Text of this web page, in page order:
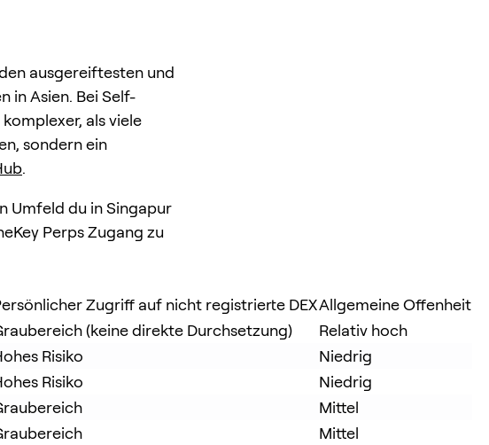
ausgereiftesten und
in Asien. Bei Self-
als viele
sondern ein
.
Umfeld du in Singapur
Perps Zugang zu
Zugriff auf nicht registrierte DEXAllgemeine Offenheit
(keine direkte Durchsetzung)
Relativ hoch
Risiko
Niedrig
Risiko
Niedrig
Mittel
Mittel